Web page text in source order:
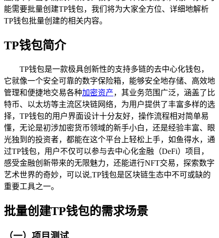
能需要批量创建TP钱包，我们将为大家全方位、详细地解析
TP钱包批量创建的相关内容。
TP钱包简介
TP钱包是一款极具创新性的支持多链的去中心化钱包，
它就像一个安全可靠的数字保险箱，能够安全地存储、高效地
管理和便捷地交易各种加密资产，其业务范围广泛，涵盖了比
特币、以太坊等主流区块链网络，为用户提供了丰富多样的选
择，TP钱包的用户界面设计十分友好，操作流程相对简单易
懂，无论是初涉加密货币领域的新手小白，还是经验丰富、眼
光独到的投资者，都能在这个平台上轻松上手，如鱼得水，通
过TP钱包，用户不仅可以参与去中心化金融（DeFi）项目，
感受金融创新带来的无限魅力，还能进行NFT交易，探索数字
艺术世界的奇妙，可以说,TP钱包是区块链生态中不可或缺的
重要工具之一。
批量创建TP钱包的需求场景
（一）项目测试